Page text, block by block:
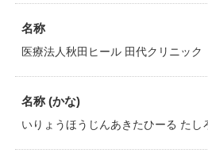
名称
医療法人秋田ヒール 田代クリニック
名称 (かな)
いりょうほうじんあきたひーる たし